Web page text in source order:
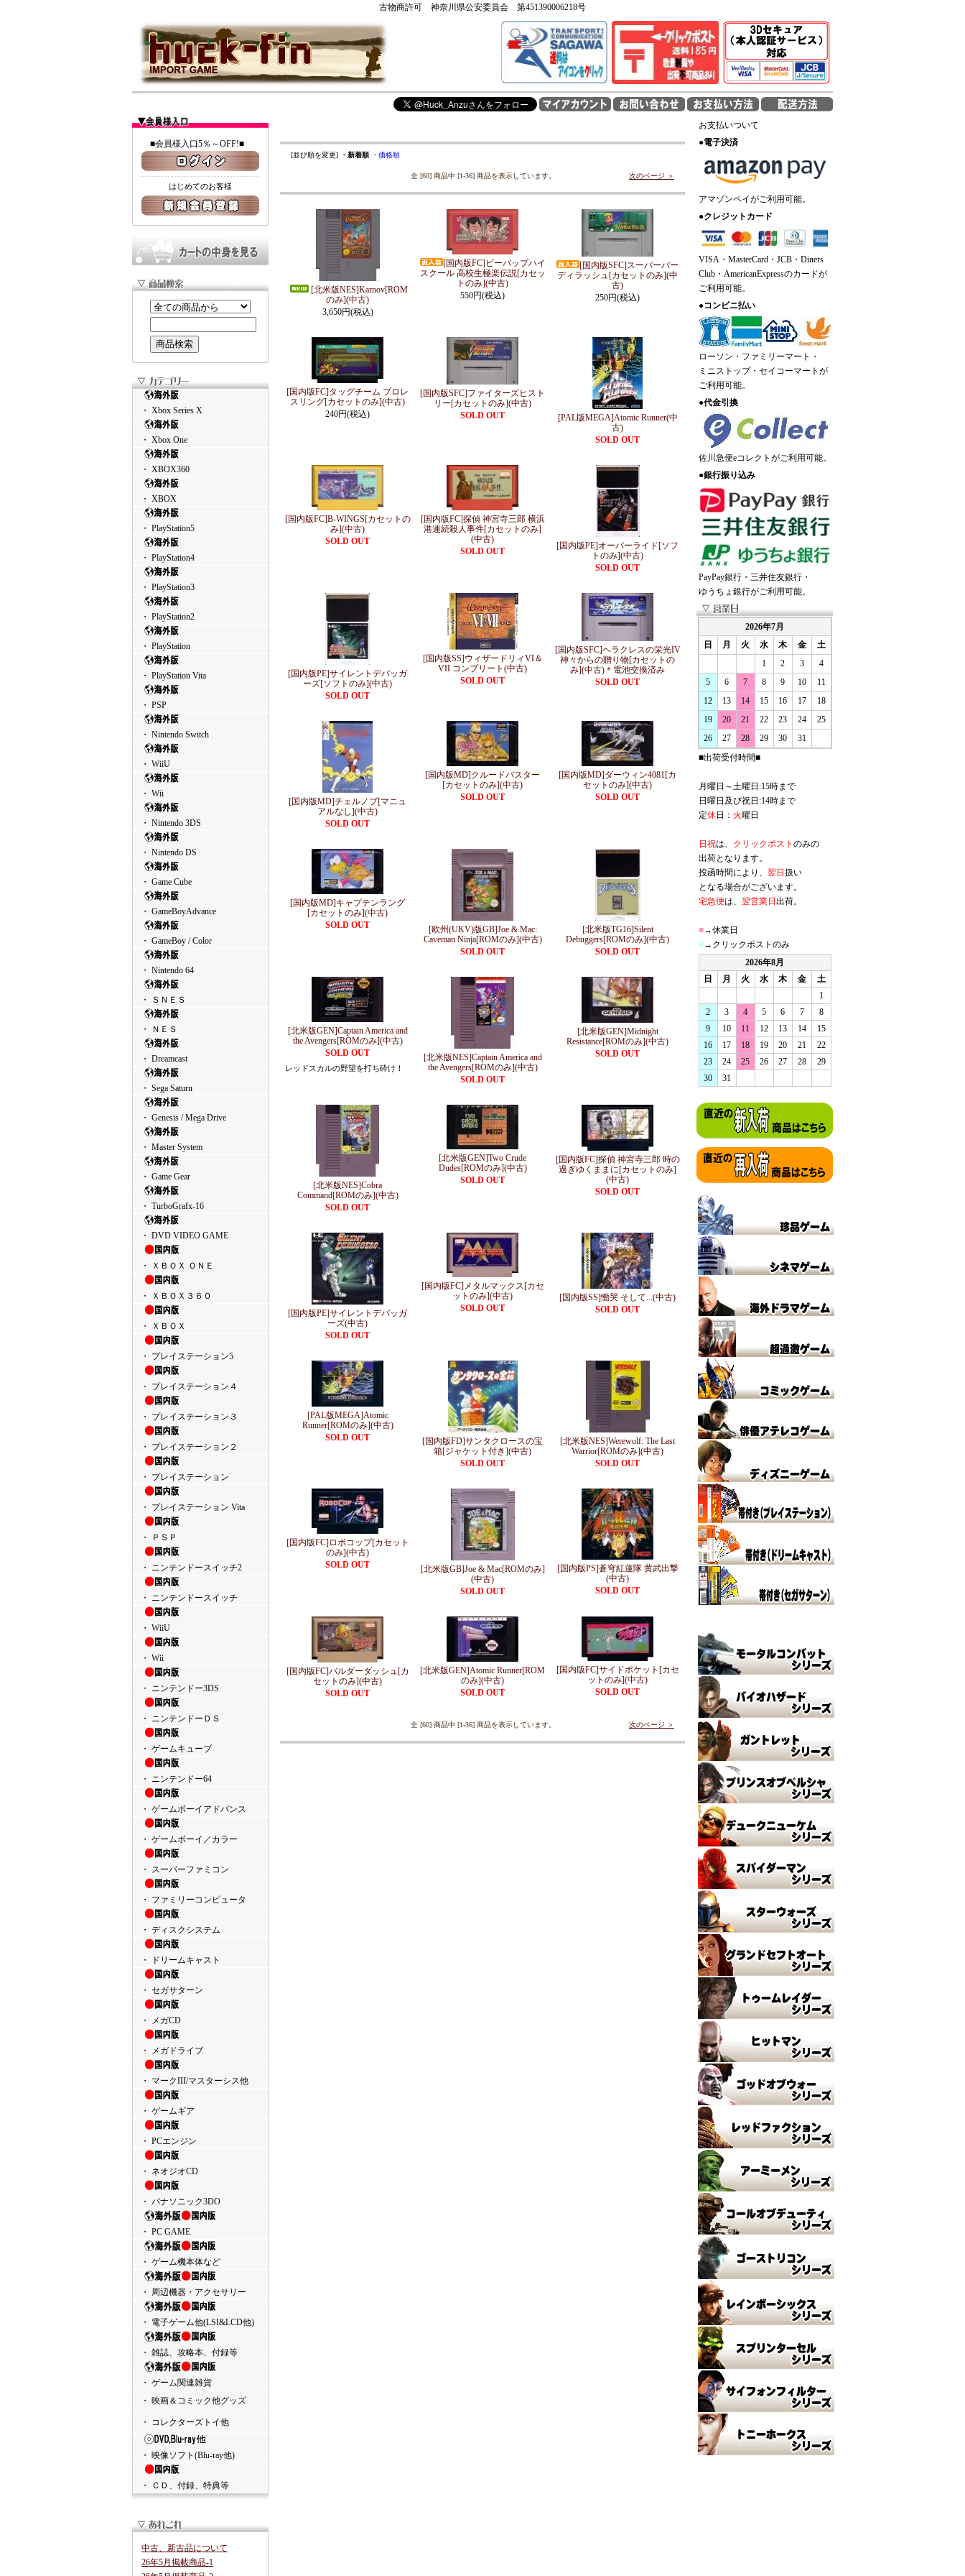
古物商許可 神奈川県公安委員会 第451390006218号
■会員様入口5％～OFF!■
はじめてのお客様
・ Xbox Series X
・ Xbox One
・ XBOX360
・ XBOX
・ PlayStation5
・ PlayStation4
・ PlayStation3
・ PlayStation2
・ PlayStation
・ PlayStation Vita
・ PSP
・ Nintendo Switch
・ WiiU
・ Wii
・ Nintendo 3DS
・ Nintendo DS
・ Game Cube
・ GameBoyAdvance
・ GameBoy / Color
・ Nintendo 64
・ ＳＮＥＳ
・ ＮＥＳ
・ Dreamcast
・ Sega Saturn
・ Genesis / Mega Drive
・ Master System
・ Game Gear
・ TurboGrafx-16
・ DVD VIDEO GAME
・ ＸＢＯＸ ＯＮＥ
・ ＸＢＯＸ３６０
・ ＸＢＯＸ
・ プレイステーション5
・ プレイステーション４
・ プレイステーション３
・ プレイステーション２
・ プレイステーション
・ プレイステーション Vita
・ ＰＳＰ
・ ニンテンドースイッチ2
・ ニンテンドースイッチ
・ WiiU
・ Wii
・ ニンテンドー3DS
・ ニンテンドーＤＳ
・ ゲームキューブ
・ ニンテンドー64
・ ゲームボーイアドバンス
・ ゲームボーイ／カラー
・ スーパーファミコン
・ ファミリーコンピュータ
・ ディスクシステム
・ ドリームキャスト
・ セガサターン
・ メガCD
・ メガドライブ
・ マークIII/マスターシス他
・ ゲームギア
・ PCエンジン
・ ネオジオCD
・ パナソニック3DO
・ PC GAME
・ ゲーム機本体など
・ 周辺機器・アクセサリー
・ 電子ゲーム他(LSI&LCD他)
・ 雑誌、攻略本、付録等
・ ゲーム関連雑貨
・ 映画＆コミック他グッズ
・ コレクターズトイ他
・ 映像ソフト(Blu-ray他)
・ ＣＤ、付録、特典等
中古、新古品について
26年5月掲載商品-1
[並び順を変更] ・新着順 ・価格順
全 [60] 商品中 [1-36] 商品を表示しています。 次のページ ＞
[北米版NES]Karnov[ROM
のみ](中古)
3,650円(税込)
[国内版FC]ビーバップハイ
スクール 高校生極楽伝説[カセッ
トのみ](中古)
550円(税込)
[国内版SFC]スーパーバー
ディラッシュ[カセットのみ](中
古)
250円(税込)
[国内版FC]タッグチーム プロレ
スリング[カセットのみ](中古)
240円(税込)
[国内版SFC]ファイターズヒスト
リー[カセットのみ](中古)
SOLD OUT
[PAL版MEGA]Atomic Runner(中
古)
SOLD OUT
[国内版FC]B-WINGS[カセットの
み](中古)
SOLD OUT
[国内版FC]探偵 神宮寺三郎 横浜
港連続殺人事件[カセットのみ]
(中古)
SOLD OUT
[国内版PE]オーバーライド[ソフ
トのみ](中古)
SOLD OUT
[国内版PE]サイレントデバッガ
ーズ[ソフトのみ](中古)
SOLD OUT
[国内版SS]ウィザードリィVI＆
VII コンプリート(中古)
SOLD OUT
[国内版SFC]ヘラクレスの栄光IV
神々からの贈り物[カセットの
み](中古)＊電池交換済み
SOLD OUT
[国内版MD]チェルノブ[マニュ
アルなし](中古)
SOLD OUT
[国内版MD]クルードバスター
[カセットのみ](中古)
SOLD OUT
[国内版MD]ダーウィン4081[カ
セットのみ](中古)
SOLD OUT
[国内版MD]キャプテンラング
[カセットのみ](中古)
SOLD OUT
[欧州(UKV)版GB]Joe & Mac:
Caveman Ninja[ROMのみ](中古)
SOLD OUT
[北米版TG16]Silent
Debuggers[ROMのみ](中古)
SOLD OUT
[北米版GEN]Captain America and
the Avengers[ROMのみ](中古)
SOLD OUT
レッドスカルの野望を打ち砕け！
[北米版NES]Captain America and
the Avengers[ROMのみ](中古)
SOLD OUT
[北米版GEN]Midnight
Resistance[ROMのみ](中古)
SOLD OUT
[北米版NES]Cobra
Command[ROMのみ](中古)
SOLD OUT
[北米版GEN]Two Crude
Dudes[ROMのみ](中古)
SOLD OUT
[国内版FC]探偵 神宮寺三郎 時の
過ぎゆくままに[カセットのみ]
(中古)
SOLD OUT
[国内版PE]サイレントデバッガ
ーズ(中古)
SOLD OUT
[国内版FC]メタルマックス[カセ
ットのみ](中古)
SOLD OUT
[国内版SS]慟哭 そして...(中古)
SOLD OUT
[PAL版MEGA]Atomic
Runner[ROMのみ](中古)
SOLD OUT
[国内版FD]サンタクロースの宝
箱[ジャケット付き](中古)
SOLD OUT
[北米版NES]Werewolf: The Last
Warrior[ROMのみ](中古)
SOLD OUT
[国内版FC]ロボコップ[カセット
のみ](中古)
SOLD OUT
[北米版GB]Joe & Mac[ROMのみ]
(中古)
SOLD OUT
[国内版PS]蒼穹紅蓮隊 黄武出撃
(中古)
SOLD OUT
[国内版FC]バルダーダッシュ[カ
セットのみ](中古)
SOLD OUT
[北米版GEN]Atomic Runner[ROM
のみ](中古)
SOLD OUT
[国内版FC]サイドポケット[カセ
ットのみ](中古)
SOLD OUT
全 [60] 商品中 [1-36] 商品を表示しています。 次のページ ＞
お支払いついて
●電子決済
アマゾンペイがご利用可能。
●クレジットカード
VISA・MasterCard・JCB・Diners
Club・AmericanExpressのカードが
ご利用可能。
●コンビニ払い
ローソン・ファミリーマート・
ミニストップ・セイコーマートが
ご利用可能。
●代金引換
佐川急便eコレクトがご利用可能。
●銀行振り込み
PayPay銀行・三井住友銀行・
ゆうちょ銀行がご利用可能。
2026年7月
日
月 火 水 木 金
土
1
2 3
4
5
6 7 8 9 10
11
12
13 14 15 16 17
18
19
20 21 22 23 24
25
26
27 28 29 30
31
■出荷受付時間■
月曜日～土曜日:15時まで
日曜日及び祝日:14時まで
定休日： 火曜日
日祝は、 クリックポスト のみの
出荷となります。
投函時間により、 翌日 扱い
となる場合がございます。
宅急便は、 翌営業日 出荷。
■→休業日
■→クリックポストのみ
2026年8月
日
月 火 水 木 金
土
1
2
3 4 5 6 7
8
9
10 11 12 13 14
15
16
17 18 19 20 21
22
23
24 25 26 27 28
29
30
31